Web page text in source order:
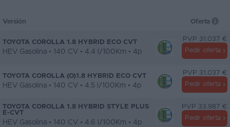
Versión Oferta
TOYOTA COROLLA 1.8 HYBRID ECO CVT
HEV Gasolina • 140 CV • 4.4 l/100Km • 4p
PVP 31.037 €
Pedir oferta
TOYOTA COROLLA (O)1.8 HYBRID ECO CVT
HEV Gasolina • 140 CV • 4.5 l/100Km • 4p
PVP 31.037 €
Pedir oferta
TOYOTA COROLLA 1.8 HYBRID STYLE PLUS
E-CVT
HEV Gasolina • 140 CV • 4.6 l/100Km • 4p
PVP 33.987 €
Pedir oferta